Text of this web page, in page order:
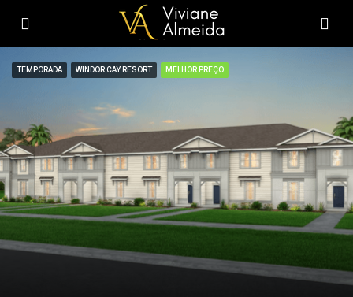
TEMPORADA WINDOR CAY RESORT MELHOR PREÇO